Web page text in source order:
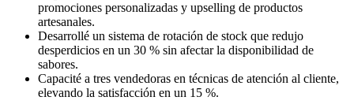
promociones personalizadas y upselling de productos
artesanales.
Desarrollé un sistema de rotación de stock que redujo
desperdicios en un 30 % sin afectar la disponibilidad de
sabores.
Capacité a tres vendedoras en técnicas de atención al cliente,
elevando la satisfacción en un 15 %.